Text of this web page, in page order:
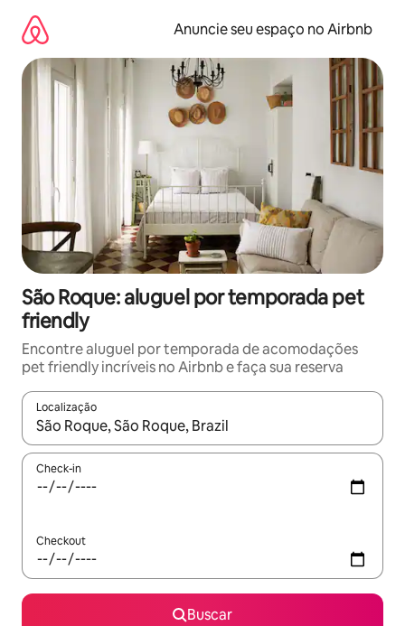
para
conteúdo
Anuncie seu espaço no Airbnb
São Roque: aluguel por temporada pet
friendly
Encontre aluguel por temporada de acomodações
pet friendly incríveis no Airbnb e faça sua reserva
Localização
Quando os resultados estiverem disponíveis, explore-os
Check-in
Checkout
Buscar